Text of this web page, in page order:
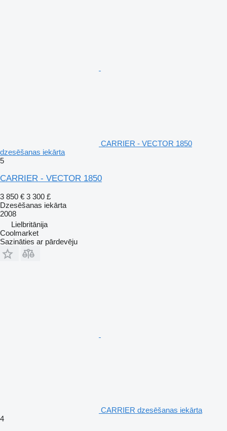
CARRIER - VECTOR 1850
dzesēšanas iekārta
5
CARRIER - VECTOR 1850
3 850 € 3 300 £
Dzesēšanas iekārta
2008
Lielbritānija
Coolmarket
Sazināties ar pārdevēju
CARRIER dzesēšanas iekārta
4